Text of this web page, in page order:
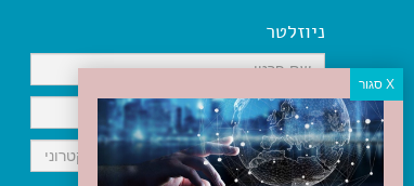
ניוזלטר